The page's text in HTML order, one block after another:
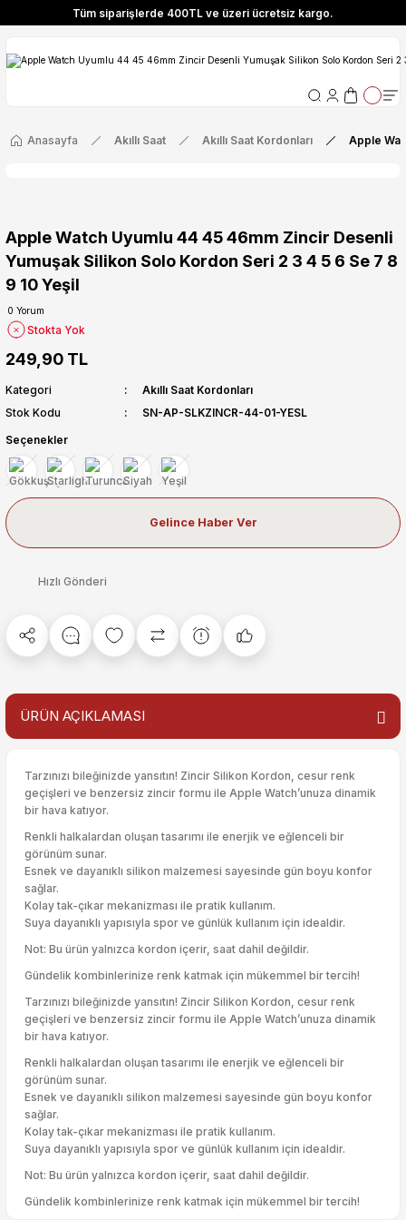
Tüm siparişlerde 400TL ve üzeri ücretsiz kargo.
Özel! YENI10 koduyla 400 TL ve üzeri alışverişlerinizde %10 indirim
Tüm siparişlerde 400TL ve üzeri ücretsiz kargo.
Özel! YENI10 koduyla 400 TL ve üzeri alışverişlerinizde %10 indirim
Anasayfa Akıllı Saat Akıllı Saat Kordonları Apple
Apple Watch Uyumlu 44 45 46mm Zincir Desenli
Yumuşak Silikon Solo Kordon Seri 2 3 4 5 6 Se 7 8
9 10 Yeşil
0 Yorum
Stokta Yok
249,90 TL
Kategori
Akıllı Saat Kordonları
Stok Kodu
SN-AP-SLKZINCR-44-01-YESL
Seçenekler
Gelince Haber Ver
Hızlı Gönderi
ÜRÜN AÇIKLAMASI
Tarzınızı bileğinizde yansıtın! Zincir Silikon Kordon, cesur renk
geçişleri ve benzersiz zincir formu ile Apple Watch’unuza dinamik
bir hava katıyor.
Renkli halkalardan oluşan tasarımı ile enerjik ve eğlenceli bir
görünüm sunar.
Esnek ve dayanıklı silikon malzemesi sayesinde gün boyu konfor
sağlar.
Kolay tak-çıkar mekanizması ile pratik kullanım.
Suya dayanıklı yapısıyla spor ve günlük kullanım için idealdir.
Not: Bu ürün yalnızca kordon içerir, saat dahil değildir.
Gündelik kombinlerinize renk katmak için mükemmel bir tercih!
Tarzınızı bileğinizde yansıtın! Zincir Silikon Kordon, cesur renk
geçişleri ve benzersiz zincir formu ile Apple Watch’unuza dinamik
bir hava katıyor.
Renkli halkalardan oluşan tasarımı ile enerjik ve eğlenceli bir
görünüm sunar.
Esnek ve dayanıklı silikon malzemesi sayesinde gün boyu konfor
sağlar.
Kolay tak-çıkar mekanizması ile pratik kullanım.
Suya dayanıklı yapısıyla spor ve günlük kullanım için idealdir.
Not: Bu ürün yalnızca kordon içerir, saat dahil değildir.
Gündelik kombinlerinize renk katmak için mükemmel bir tercih!